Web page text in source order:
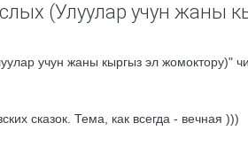
(Улуулар учун жаны
учун жаны кыргыз эл жомоктору)"
сказок. Тема, как всегда - вечная )))